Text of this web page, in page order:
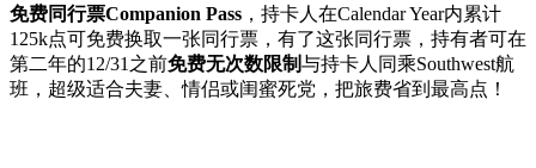
免费同行票Companion Pass ，持卡人在Calendar Year内累计
125k点可免费换取一张同行票，有了这张同行票，持有者可在
第二年的12/31之前免费无次数限制与持卡人同乘Southwest航
班，超级适合夫妻、情侣或闺蜜死党，把旅费省到最高点！